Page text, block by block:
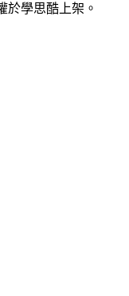
於學思酷上架。